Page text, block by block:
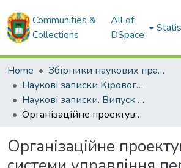
Communities &
Collections
All of
DSpace
Home
Збірники наукових праць ЦНТУ
Наукові записки Кіровоградського національного технічного університету.
Наукові записки. Випуск 10. Частина 2. - 2010
Організаційне проектування системи управління персоналом
Організаційне